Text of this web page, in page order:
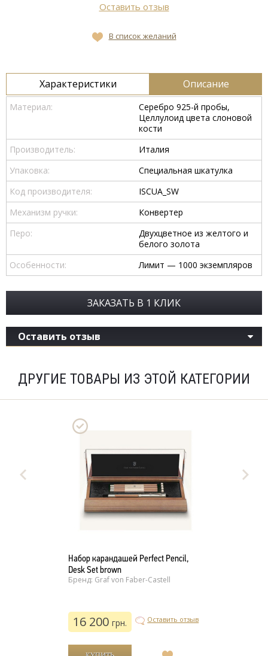
Оставить отзыв
В список желаний
Характеристики Описание
Материал:
Серебро 925-й пробы,
Целлулоид цвета слоновой
кости
Производитель:
Италия
Упаковка:
Специальная шкатулка
Код производителя:
ISCUA_SW
Механизм ручки:
Конвертер
Перо:
Двухцветное из желтого и
белого золота
Особенности:
Лимит — 1000 экземпляров
ЗАКАЗАТЬ В 1 КЛИК
Оставить отзыв
ДРУГИЕ ТОВАРЫ ИЗ ЭТОЙ КАТЕГОРИИ
Набор карандашей Perfect Pencil,
Desk Set brown
Бренд: Graf von Faber-Castell
16 200 грн. Оставить отзыв